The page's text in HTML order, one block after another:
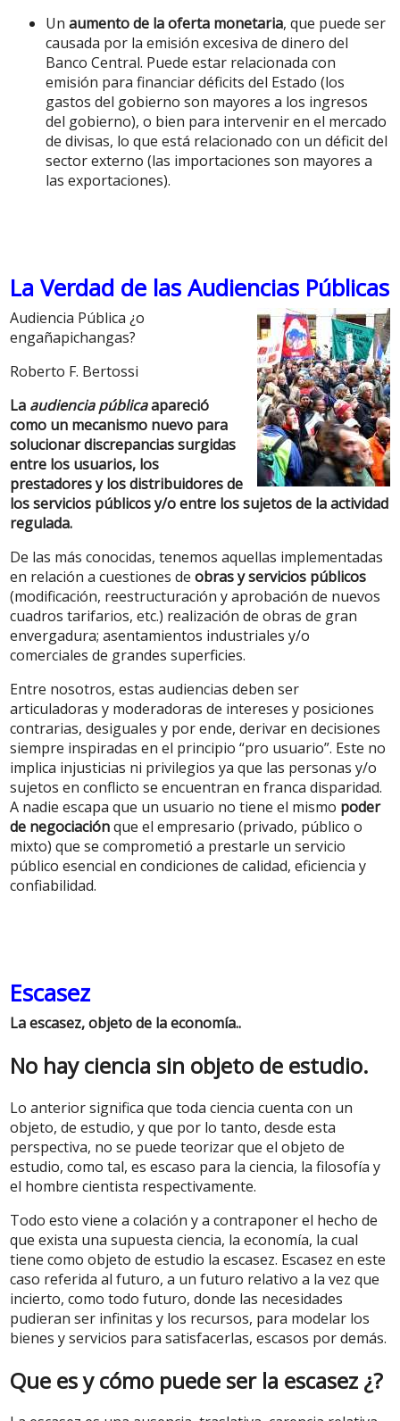
Un aumento de la oferta monetaria, que puede ser
causada por la emisión excesiva de dinero del
Banco Central. Puede estar relacionada con
emisión para financiar déficits del Estado (los
gastos del gobierno son mayores a los ingresos
del gobierno), o bien para intervenir en el mercado
de divisas, lo que está relacionado con un déficit del
sector externo (las importaciones son mayores a
las exportaciones).
La Verdad de las Audiencias Públicas
Audiencia Pública ¿o
engañapichangas?
Roberto F. Bertossi
La audiencia públicaapareció
como un mecanismo nuevo para
solucionar discrepancias surgidas
entre los usuarios, los
prestadores y los distribuidores de
los servicios públicos y/o entre los sujetos de la actividad
regulada.
De las más conocidas, tenemos aquellas implementadas
en relación a cuestiones de obras y servicios públicos
(modificación, reestructuración y aprobación de nuevos
cuadros tarifarios, etc.) realización de obras de gran
envergadura; asentamientos industriales y/o
comerciales de grandes superficies.
Entre nosotros, estas audiencias deben ser
articuladoras y moderadoras de intereses y posiciones
contrarias, desiguales y por ende, derivar en decisiones
siempre inspiradas en el principio “pro usuario”. Este no
implica injusticias ni privilegios ya que las personas y/o
sujetos en conflicto se encuentran en franca disparidad.
A nadie escapa que un usuario no tiene el mismo poder
de negociaciónque el empresario (privado, público o
mixto) que se comprometió a prestarle un servicio
público esencial en condiciones de calidad, eficiencia y
confiabilidad.
Escasez
La escasez, objeto de la economía..
No hay ciencia sin objeto de estudio.
Lo anterior significa que toda ciencia cuenta con un
objeto, de estudio, y que por lo tanto, desde esta
perspectiva, no se puede teorizar que el objeto de
estudio, como tal, es escaso para la ciencia, la filosofía y
el hombre cientista respectivamente.
Todo esto viene a colación y a contraponer el hecho de
que exista una supuesta ciencia, la economía, la cual
tiene como objeto de estudio la escasez. Escasez en este
caso referida al futuro, a un futuro relativo a la vez que
incierto, como todo futuro, donde las necesidades
pudieran ser infinitas y los recursos, para modelar los
bienes y servicios para satisfacerlas, escasos por demás.
Que es y cómo puede ser la escasez ¿?